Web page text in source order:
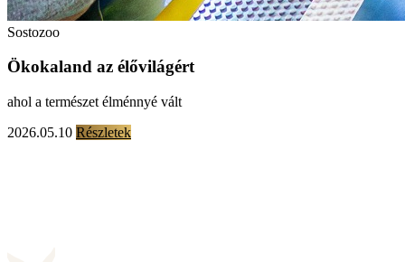
Sostozoo
Ökokaland az élővilágért
ahol a természet élménnyé vált
2026.05.10 Részletek